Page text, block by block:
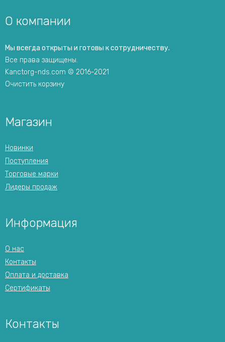
О компании
Мы всегда открыты и готовы к сотрудничеству.
Все права защищены.
Kanctorg-nds.com © 2016-2021
Очистить корзину
Магазин
Новинки
Поступления
Торговые марки
Лидеры продаж
Информация
О нас
Контакты
Оплата и доставка
Сертификаты
Контакты